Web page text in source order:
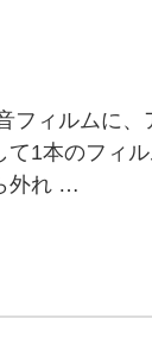
フィルムに、
1本のフィル
外れ …